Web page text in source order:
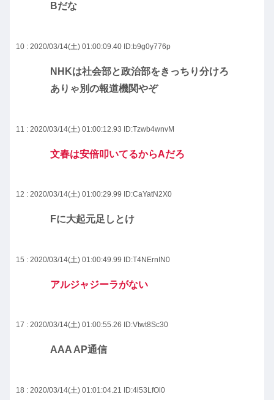
Bだな
10 : 2020/03/14(土) 01:00:09.40 ID:b9g0y776p
NHKは社会部と政治部をきっちり分けろ
ありゃ別の報道機関やぞ
11 : 2020/03/14(土) 01:00:12.93 ID:Tzwb4wnvM
文春は安倍叩いてるからAだろ
12 : 2020/03/14(土) 01:00:29.99 ID:CaYatN2X0
Fに大起元足しとけ
15 : 2020/03/14(土) 01:00:49.99 ID:T4NErnIN0
アルジャジーラがない
17 : 2020/03/14(土) 01:00:55.26 ID:Vtwt8Sc30
AAA AP通信
18 : 2020/03/14(土) 01:01:04.21 ID:4l53LfOl0